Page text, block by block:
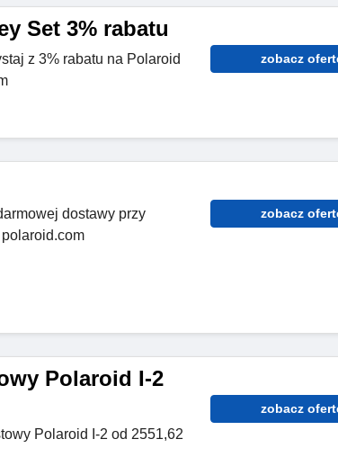
Set 3% rabatu
z 3% rabatu na Polaroid
zobacz
dostawy przy
zobacz
Polaroid I-2
Polaroid I-2 od 2551,62
zobacz